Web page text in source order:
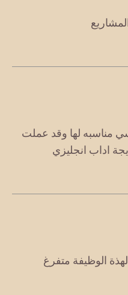
مناسبه لها وقد عملت
اداب انجليزي
الوظيفة متفرغ